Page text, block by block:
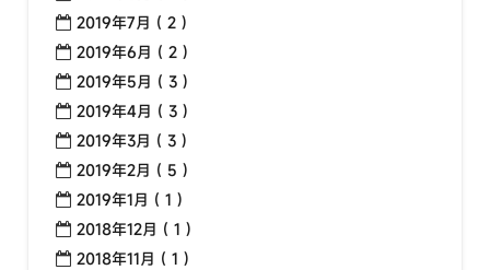
2019年7月 ( 2 )
2019年6月 ( 2 )
2019年5月 ( 3 )
2019年4月 ( 3 )
2019年3月 ( 3 )
2019年2月 ( 5 )
2019年1月 ( 1 )
2018年12月 ( 1 )
2018年11月 ( 1 )